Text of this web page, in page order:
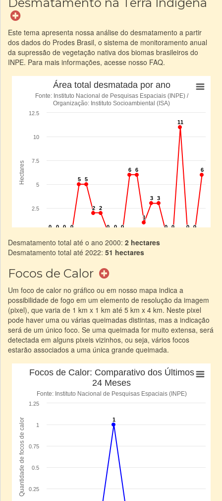
Este tema apresenta nossa análise do desmatamento a partir
dos dados do Prodes Brasil, o sistema de monitoramento anual
da supressão de vegetação nativa dos biomas brasileiros do
INPE. Para mais informações, acesse nosso FAQ.
Desmatamento total até o ano 2000: 2 hectares
Desmatamento total até 2022: 51 hectares
Focos de Calor
Um foco de calor no gráfico ou em nosso mapa indica a
possibilidade de fogo em um elemento de resolução da imagem
(pixel), que varia de 1 km x 1 km até 5 km x 4 km. Neste pixel
pode haver uma ou várias queimadas distintas, mas a indicação
será de um único foco. Se uma queimada for muito extensa, será
detectada em alguns pixeis vizinhos, ou seja, vários focos
estarão associados a uma única grande queimada.